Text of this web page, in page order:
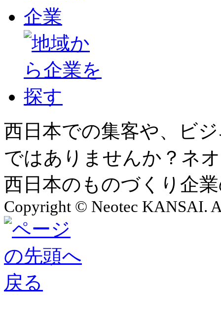
西日本での集客や、ビ
ではありませんか？ネ
西日本のものづくり企
Copyright © Neotec KANSAI.